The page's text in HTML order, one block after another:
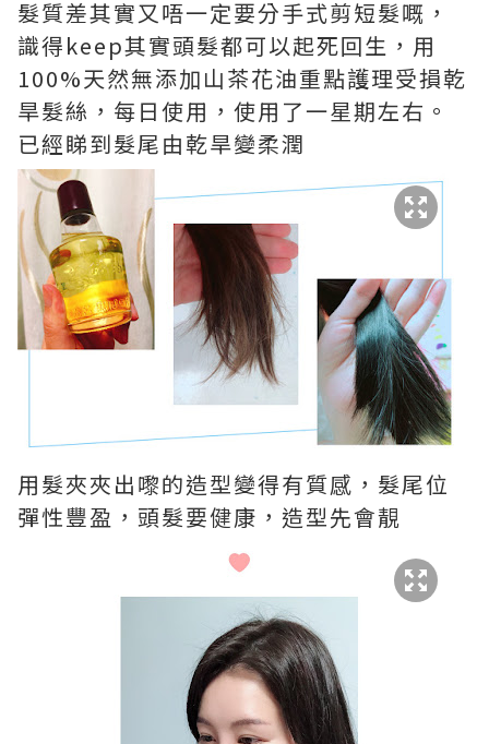
髮質差其實又唔一定要分手式剪短髮嘅，
識得keep其實頭髮都可以起死回生，用
100%天然無添加山茶花油重點護理受損乾
旱髮絲，每日使用，使用了一星期左右。
已經睇到髮尾由乾旱變柔潤
用髮夾夾出嚟的造型變得有質感，髮尾位
彈性豐盈，頭髮要健康，造型先會靚